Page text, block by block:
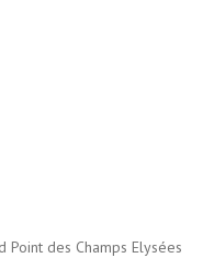
Point des Champs Elysées